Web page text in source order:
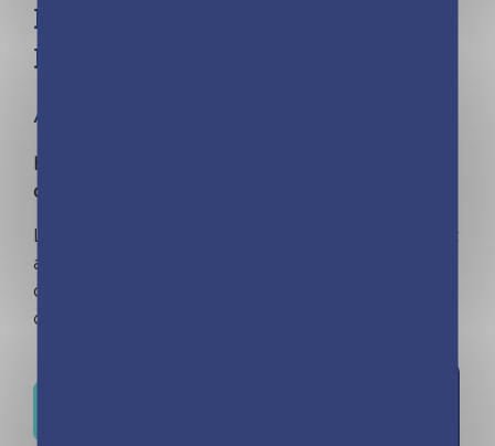
Minimiki – Stickers – Habille
Emma à l’Opéra de Paris
À partir de 4 ans
Habille Emma et ses amies et découvre l'opéra
de Paris avec 300 stickers !
L'enfant crée les plus belles tenues de ballet et
accompagne Emma au coeur du palais Garnier,
dans les studios de répétition, à l'atelier des
costumes ou dans les loges…